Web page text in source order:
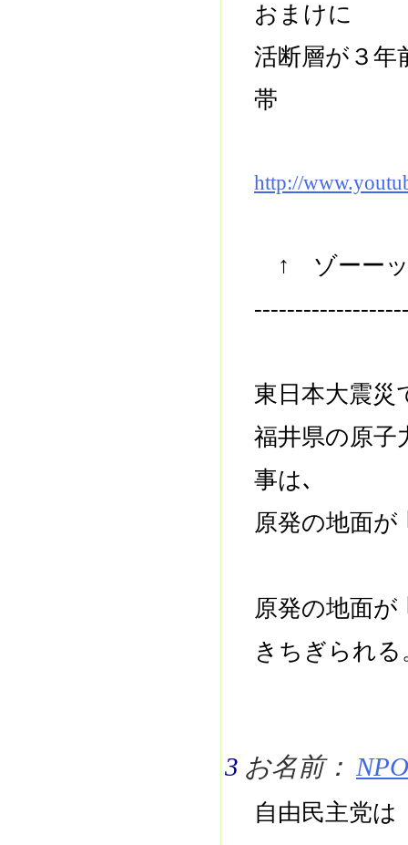
おまけに
活断層が３
帯
http://
↑ ゾーーッ
東日本大震災
福井県の原子
事は､
原発の地面
原発の地面が
きちぎられ
3 お名前：
自由民主党は